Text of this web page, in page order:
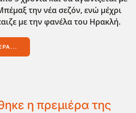
την νέα σεζόν, ενώ μέχρι
με την φανέλα του Ηρακλή.
η πρεμιέρα της